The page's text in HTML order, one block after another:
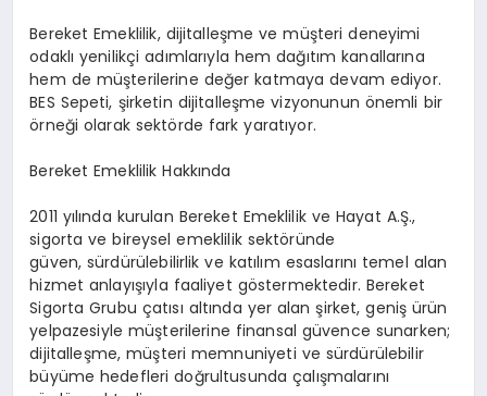
Bereket Emeklilik, dijitalleşme ve müşteri deneyimi
odaklı yenilikçi adımlarıyla hem dağıtım kanallarına
hem de müşterilerine değer katmaya devam ediyor.
BES Sepeti, şirketin dijitalleşme vizyonunun önemli bir
örneği olarak sektörde fark yaratıyor.
Bereket Emeklilik Hakkında
2011 yılında kurulan Bereket Emeklilik ve Hayat A.Ş.,
sigorta ve bireysel emeklilik sektöründe
güven, sürdürülebilirlik ve katılım esaslarını temel alan
hizmet anlayışıyla faaliyet göstermektedir. Bereket
Sigorta Grubu çatısı altında yer alan şirket, geniş ürün
yelpazesiyle müşterilerine finansal güvence sunarken;
dijitalleşme, müşteri memnuniyeti ve sürdürülebilir
büyüme hedefleri doğrultusunda çalışmalarını